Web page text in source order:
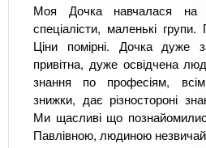
Моя Дочка навчалася на
спеціалісти, маленькі групи.
Ціни помірні. Дочка дуже
привітна, дуже освідчена
знання по професіям,
знижки, дає різностороні
Ми щасливі що
Павлівною, людиною